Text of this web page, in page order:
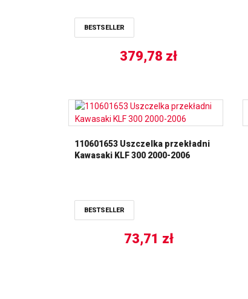
BESTSELLER
379,78 zł
110601653 Uszczelka przekładni
Kawasaki KLF 300 2000-2006
BESTSELLER
73,71 zł